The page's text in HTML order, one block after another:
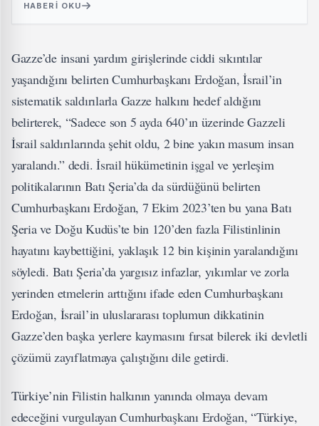
HABERI OKU
Gazze’de insani yardım girişlerinde ciddi sıkıntılar
yaşandığını belirten Cumhurbaşkanı Erdoğan, İsrail’in
sistematik saldırılarla Gazze halkını hedef aldığını
belirterek, “Sadece son 5 ayda 640’ın üzerinde Gazzeli
İsrail saldırılarında şehit oldu, 2 bine yakın masum insan
yaralandı.” dedi. İsrail hükümetinin işgal ve yerleşim
politikalarının Batı Şeria’da da sürdüğünü belirten
Cumhurbaşkanı Erdoğan, 7 Ekim 2023’ten bu yana Batı
Şeria ve Doğu Kudüs’te bin 120’den fazla Filistinlinin
hayatını kaybettiğini, yaklaşık 12 bin kişinin yaralandığını
söyledi. Batı Şeria’da yargısız infazlar, yıkımlar ve zorla
yerinden etmelerin arttığını ifade eden Cumhurbaşkanı
Erdoğan, İsrail’in uluslararası toplumun dikkatinin
Gazze’den başka yerlere kaymasını fırsat bilerek iki devletli
çözümü zayıflatmaya çalıştığını dile getirdi.
Türkiye’nin Filistin halkının yanında olmaya devam
edeceğini vurgulayan Cumhurbaşkanı Erdoğan, “Türkiye,